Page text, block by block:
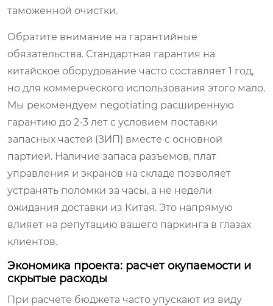
таможенной очистки.
Обратите внимание на гарантийные
обязательства. Стандартная гарантия на
китайское оборудование часто составляет 1 год,
но для коммерческого использования этого мало.
Мы рекомендуем negotiating расширенную
гарантию до 2-3 лет с условием поставки
запасных частей (ЗИП) вместе с основной
партией. Наличие запаса разъемов, плат
управления и экранов на складе позволяет
устранять поломки за часы, а не недели
ожидания доставки из Китая. Это напрямую
влияет на репутацию вашего паркинга в глазах
клиентов.
Экономика проекта: расчет окупаемости и
скрытые расходы
При расчете бюджета часто упускают из виду